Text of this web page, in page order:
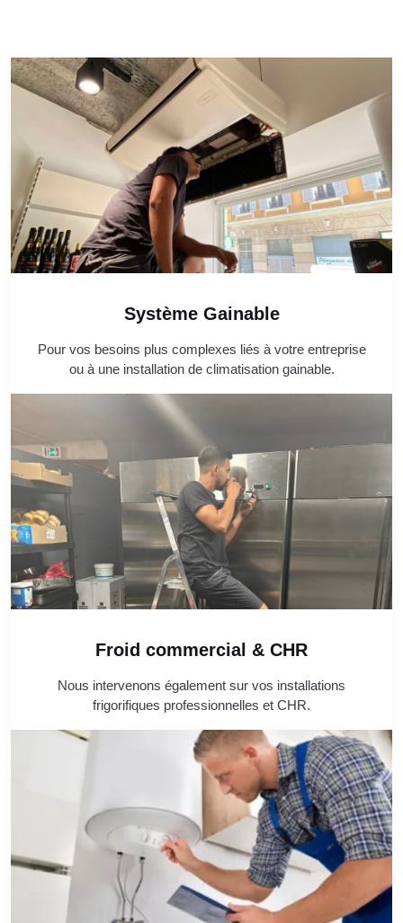
Système Gainable
Pour vos besoins plus complexes liés à votre entreprise
ou à une installation de climatisation gainable.
Froid commercial & CHR
Nous intervenons également sur vos installations
frigorifiques professionnelles et CHR.